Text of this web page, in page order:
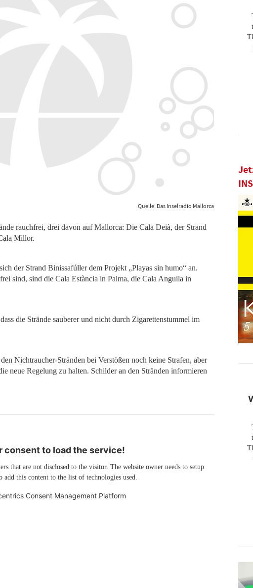
Quelle: Das Inselradio Mallorca
rauchfrei, drei davon auf Mallorca: Die Cala Deià, der Strand
Millor.
der Strand Binissafúller dem Projekt „Playas sin humo“ an.
sind, sind die Cala Estància in Palma, die Cala Anguila in
die Strände sauberer und nicht durch Zigarettenstummel im
Nichtraucher-Stränden bei Verstößen noch keine Strafen, aber
neue Regelung zu halten. Schilder an den Stränden informieren
consent to load the service!
that are not disclosed to the visitor. The website owner needs to setup
add this content to the list of technologies used.
Consent Management Platform